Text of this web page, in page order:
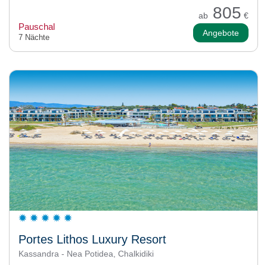
ab 805 €
Pauschal
7 Nächte Angebote
Portes Lithos Luxury Resort
Kassandra - Nea Potidea, Chalkidiki